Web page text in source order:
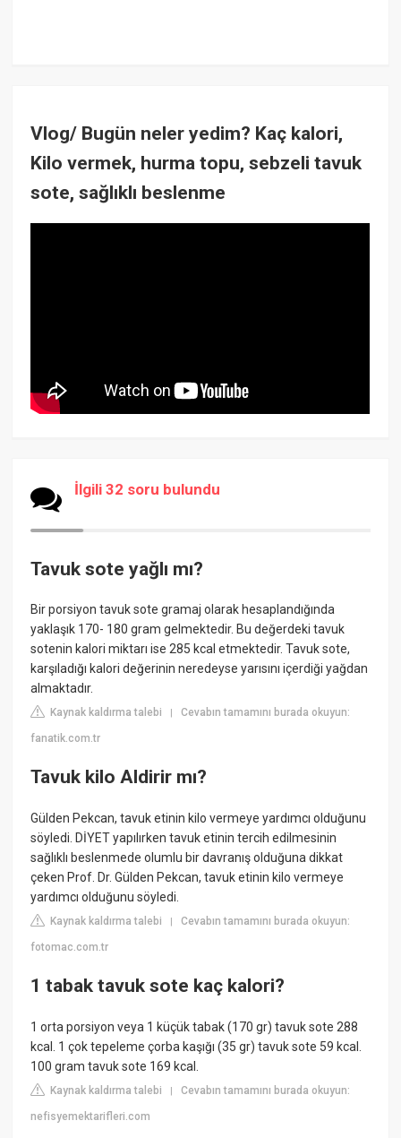
Vlog/ Bugün neler yedim? Kaç kalori,
Kilo vermek, hurma topu, sebzeli tavuk
sote, sağlıklı beslenme
İlgili 32 soru bulundu
Tavuk sote yağlı mı?
Bir porsiyon tavuk sote gramaj olarak hesaplandığında
yaklaşık 170- 180 gram gelmektedir. Bu değerdeki tavuk
sotenin kalori miktarı ise 285 kcal etmektedir. Tavuk sote,
karşıladığı kalori değerinin neredeyse yarısını içerdiği yağdan
almaktadır.
Kaynak kaldırma talebi |Cevabın tamamını burada okuyun:
fanatik.com.tr
Tavuk kilo Aldirir mı?
Gülden Pekcan, tavuk etinin kilo vermeye yardımcı olduğunu
söyledi. DİYET yapılırken tavuk etinin tercih edilmesinin
sağlıklı beslenmede olumlu bir davranış olduğuna dikkat
çeken Prof. Dr. Gülden Pekcan, tavuk etinin kilo vermeye
yardımcı olduğunu söyledi.
Kaynak kaldırma talebi |Cevabın tamamını burada okuyun:
fotomac.com.tr
1 tabak tavuk sote kaç kalori?
1 orta porsiyon veya 1 küçük tabak (170 gr) tavuk sote 288
kcal. 1 çok tepeleme çorba kaşığı (35 gr) tavuk sote 59 kcal.
100 gram tavuk sote 169 kcal.
Kaynak kaldırma talebi |Cevabın tamamını burada okuyun:
nefisyemektarifleri.com